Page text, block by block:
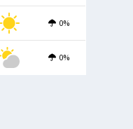
0%
0%